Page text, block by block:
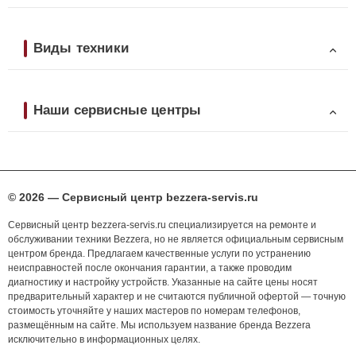
Виды техники
Наши сервисные центры
© 2026 — Сервисный центр bezzera-servis.ru
Сервисный центр bezzera-servis.ru специализируется на ремонте и
обслуживании техники Bezzera, но не является официальным сервисным
центром бренда. Предлагаем качественные услуги по устранению
неисправностей после окончания гарантии, а также проводим
диагностику и настройку устройств. Указанные на сайте цены носят
предварительный характер и не считаются публичной офертой — точную
стоимость уточняйте у наших мастеров по номерам телефонов,
размещённым на сайте. Мы используем название бренда Bezzera
исключительно в информационных целях.